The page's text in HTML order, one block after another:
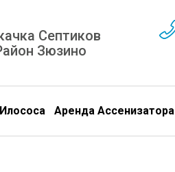
Септиков
Зюзино
Аренда Ассенизатора